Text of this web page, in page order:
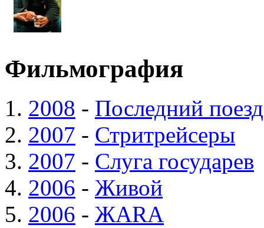
Фильмография
2008 - Последний
2007 - Стритрейсеры
2007 - Слуга государев
2006 - Живой
2006 - ЖАRA